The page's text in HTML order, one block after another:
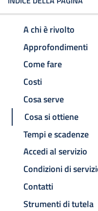
A chi è rivolto
Approfondimenti
Come fare
Costi
Cosa serve
Cosa si ottiene
Tempi e scadenze
Accedi al servizio
Condizioni di
Contatti
Strumenti di tutela